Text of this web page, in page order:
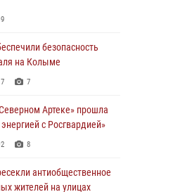
безопасность
на Колыме
7
Артеке» прошла
с Росгвардией»
8
антиобщественное
жителей на улицах